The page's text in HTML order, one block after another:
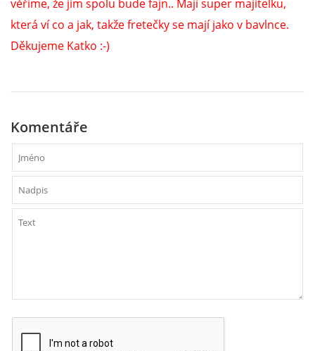
VÝCHOVA FRETKY
JAK FRETKA BYDLÍ
CESTOVÁNÍ S FRETKOU
JEDNA ČÍ VÍCE FRETEK?
PODPORA
věříme, že jim spolu bude fajn.. Mají super majitelku,
která ví co a jak, takže fretečky se mají jako v bavlnce.
Děkujeme Katko :-)
Komentáře